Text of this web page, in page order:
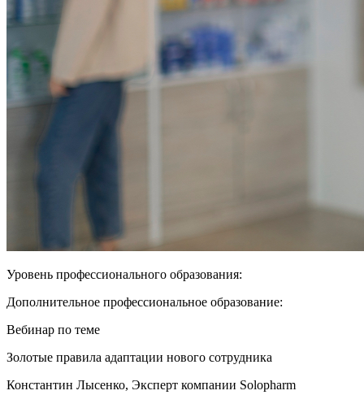
Уровень профессионального образования:
Дополнительное профессиональное образование:
Вебинар по теме
Золотые правила адаптации нового сотрудника
Константин Лысенко, Эксперт компании Solopharm